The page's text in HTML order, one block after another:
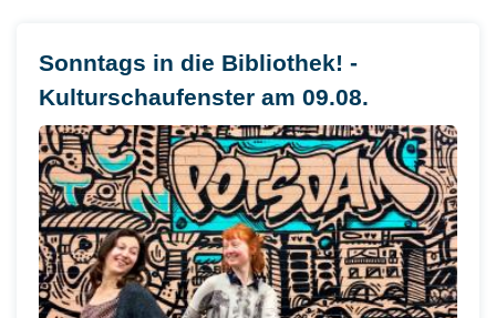
Sonntags in die Bibliothek! -
Kulturschaufenster am 09.08.